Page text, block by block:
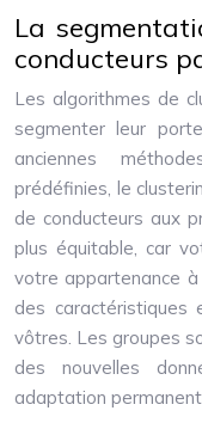
La
conducteurs
Les algorithmes de
segmenter leur
anciennes
prédéfinies, le
de conducteurs aux
plus équitable, car
votre appartenance
des caractéristiques
vôtres. Les groupes
des nouvelles
adaptation